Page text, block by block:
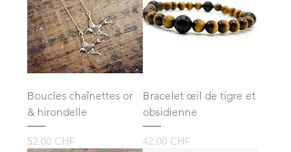
Boucles chaînettes or
& hirondelle
Prix
52.00 CHF
Bracelet œil de tigre et
obsidienne
Prix
42.00 CHF